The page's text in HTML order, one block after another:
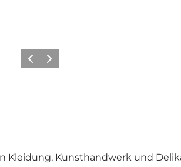
ZurückWeiter
Kleidung, Kunsthandwerk und